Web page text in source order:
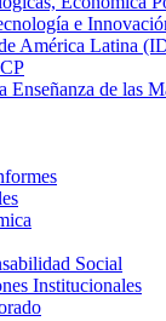
e
América Latina
Enseñanza de las
Social
Institucionales